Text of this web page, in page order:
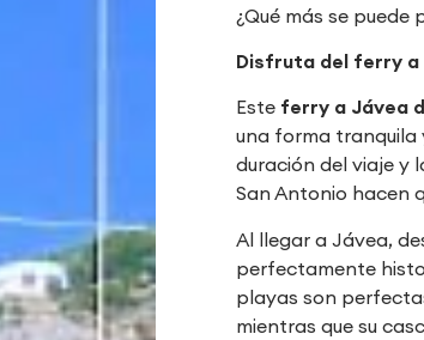
¿Qué más se puede
Disfruta del ferry a
Este ferry a Jávea
una forma tranquila
duración del viaje y
San Antonio hacen
Al llegar a Jávea,
perfectamente
playas son
mientras que su